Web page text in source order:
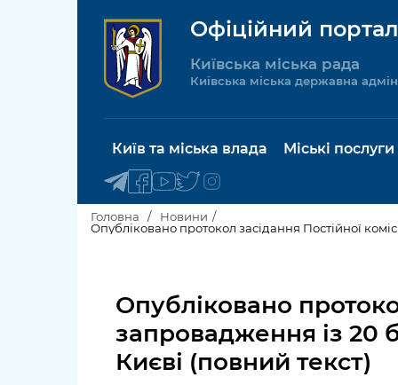
Офіційний
Київська міська рада
Київська міська державна
Київ та міська влада
Київська міська рада
Про Київ
Міські послуги
Пільги,
Головна
Новини
Опубліковано протокол засідання Постійної
Опубліковано
запровадження із 20
Києві (повний текст)